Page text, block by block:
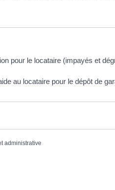
pour le locataire (impayés et
au locataire pour le dépôt de
administrative